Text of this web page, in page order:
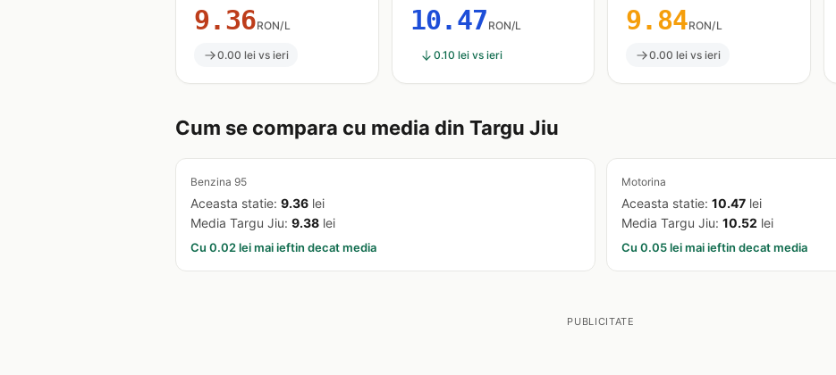
9.36RON/L
0.00 lei vs ieri
10.47 RON/L
0.10 lei vs ieri
9.84RON/L
0.00 lei vs ieri
Cum se compara cu media din Targu Jiu
Benzina 95
Aceasta statie: 9.36 lei
Media Targu Jiu: 9.38 lei
Cu 0.02 lei mai ieftin decat media
Motorina
Aceasta statie: 10.47 lei
Media Targu Jiu: 10.52 lei
Cu 0.05 lei mai ieftin decat media
PUBLICITATE